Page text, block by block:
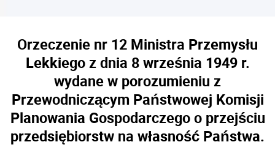
Orzeczenie nr 12 Ministra Przemysłu
Lekkiego z dnia 8 września 1949 r.
wydane w porozumieniu z
Przewodniczącym Państwowej Komisji
Planowania Gospodarczego o przejściu
przedsiębiorstw na własność Państwa.